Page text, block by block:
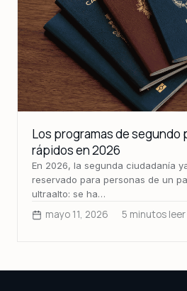
Los programas de segundo
rápidos en 2026
En 2026, la segunda ciudadanía
reservado para personas de un
ultraalto: se ha…
mayo 11, 2026 5 minutos leer